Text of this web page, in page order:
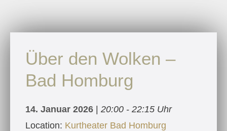
Über den Wolken –
Bad Homburg
14. Januar 2026
20:00 - 22:15 Uhr
Location: Kurtheater Bad Homburg